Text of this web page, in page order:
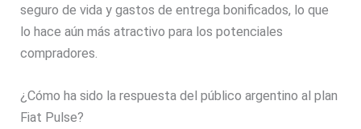
seguro de vida y gastos de entrega bonificados, lo que
lo hace aún más atractivo para los potenciales
compradores.
¿Cómo ha sido la respuesta del público argentino al plan
Fiat Pulse?